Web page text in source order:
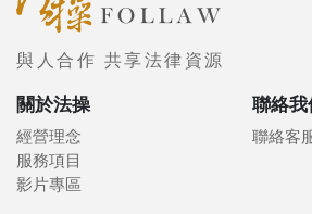
與人合作 共享法律資源
關於法操
經營理念
服務項目
影片專區
聯絡我
聯絡客